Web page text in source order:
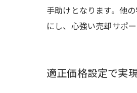
手助けとなります。他
にし、心強い売却サポ
適正価格設定で実